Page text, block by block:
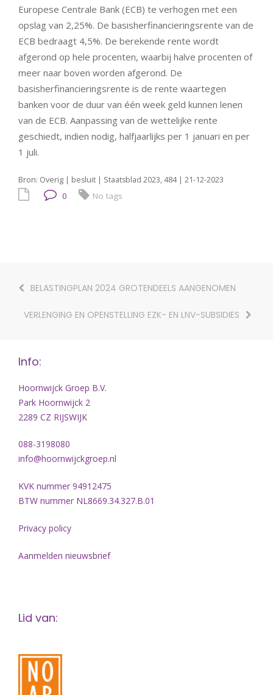
Europese Centrale Bank (ECB) te verhogen met een
opslag van 2,25%. De basisherfinancieringsrente van de
ECB bedraagt 4,5%. De berekende rente wordt
afgerond op hele procenten, waarbij halve procenten of
meer naar boven worden afgerond. De
basisherfinancieringsrente is de rente waartegen
banken voor de duur van één week geld kunnen lenen
van de ECB. Aanpassing van de wettelijke rente
geschiedt, indien nodig, halfjaarlijks per 1 januari en per
1 juli.
Bron: Overig | besluit | Staatsblad 2023, 484 | 21-12-2023
0 No tags
BELASTINGPLAN 2024 GROTENDEELS AANGENOMEN
VERLENGING EN OPENSTELLING EZK- EN LNV-SUBSIDIES
Info:
Hoornwijck Groep B.V.
Park Hoornwijck 2
2289 CZ RIJSWIJK
088-3198080
info@hoornwijckgroep.nl
KVK nummer 94912475
BTW nummer NL8669.34.327.B.01
Privacy policy
Aanmelden nieuwsbrief
Lid van: